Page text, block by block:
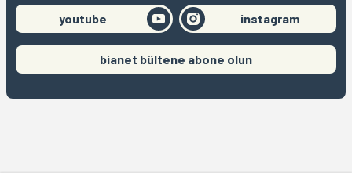
youtube instagram
bianet bültene abone olun